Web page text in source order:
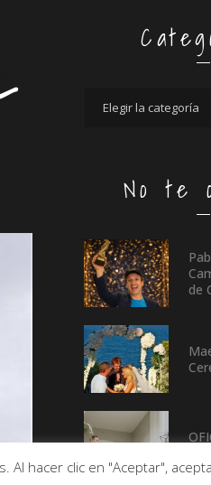
No te
de
hacer clic en "Aceptar",